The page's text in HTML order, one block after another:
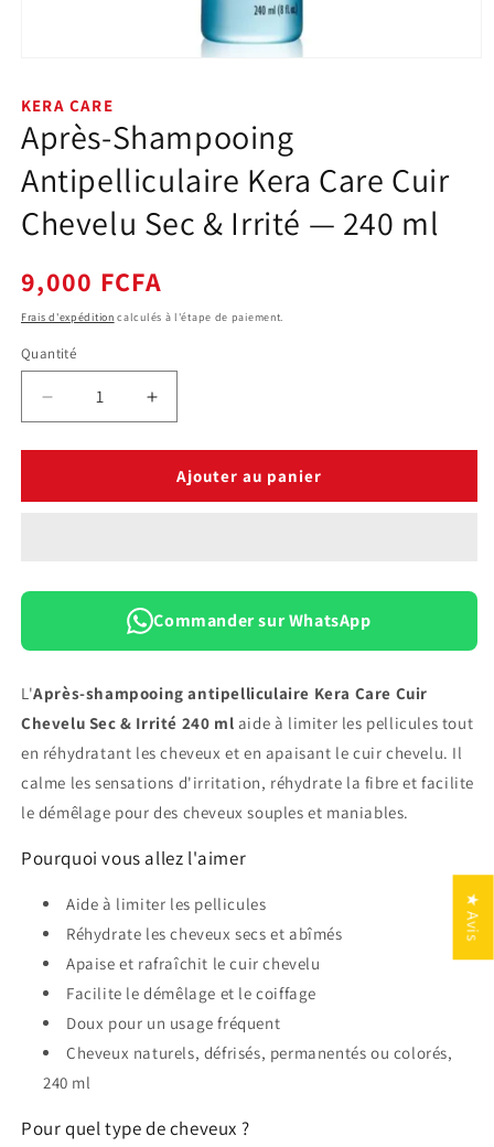
média
1
dans
une
modale
KERA CARE
Après-Shampooing
Antipelliculaire Kera Care Cuir
Chevelu Sec & Irrité — 240 ml
Prix
habituel
9,000 FCFA
Frais d'expédition calculés à l'étape de paiement.
Quantité
Quantité
Réduire
la
quantité
Après-
Care
&amp;
Irrité
—
240
ml
Augmenter
la
quantité
Après-
Care
Cuir
&amp;
Irrité
—
240
ml
Ajouter au panier
Commander sur WhatsApp
L'Après-shampooing antipelliculaire Kera Care Cuir
Chevelu Sec & Irrité 240 ml aide à limiter les pellicules tout
en réhydratant les cheveux et en apaisant le cuir chevelu. Il
calme les sensations d'irritation, réhydrate la fibre et facilite
le démêlage pour des cheveux souples et maniables.
Pourquoi vous allez l'aimer
Aide à limiter les pellicules
Réhydrate les cheveux secs et abîmés
Apaise et rafraîchit le cuir chevelu
Facilite le démêlage et le coiffage
Doux pour un usage fréquent
Cheveux naturels, défrisés, permanentés ou colorés,
240 ml
Pour quel type de cheveux ?
★ Avis